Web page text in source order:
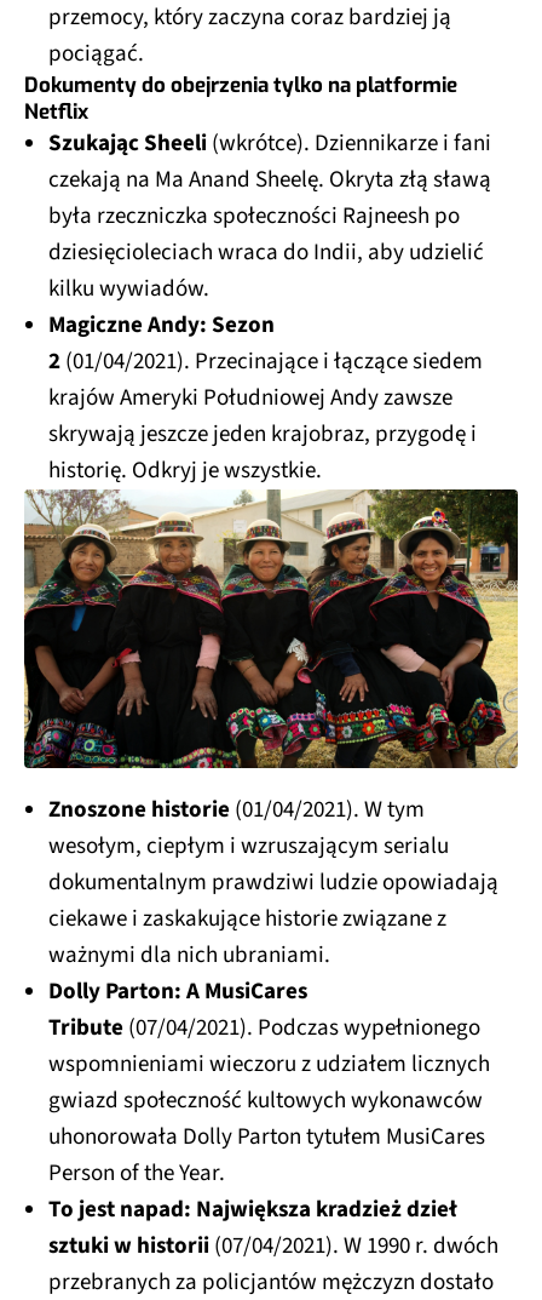
przemocy, który zaczyna coraz bardziej ją
pociągać.
Dokumenty do obejrzenia tylko na platformie
Netflix
Szukając Sheeli(wkrótce). Dziennikarze i fani
czekają na Ma Anand Sheelę. Okryta złą sławą
była rzeczniczka społeczności Rajneesh po
dziesięcioleciach wraca do Indii, aby udzielić
kilku wywiadów.
Magiczne Andy: Sezon
2(01/04/2021). Przecinające i łączące siedem
krajów Ameryki Południowej Andy zawsze
skrywają jeszcze jeden krajobraz, przygodę i
historię. Odkryj je wszystkie.
Znoszone historie(01/04/2021). W tym
wesołym, ciepłym i wzruszającym serialu
dokumentalnym prawdziwi ludzie opowiadają
ciekawe i zaskakujące historie związane z
ważnymi dla nich ubraniami.
Dolly Parton: A MusiCares
Tribute(07/04/2021). Podczas wypełnionego
wspomnieniami wieczoru z udziałem licznych
gwiazd społeczność kultowych wykonawców
uhonorowała Dolly Parton tytułem MusiCares
Person of the Year.
To jest napad: Największa kradzież dzieł
sztuki w historii(07/04/2021). W 1990 r. dwóch
przebranych za policjantów mężczyzn dostało